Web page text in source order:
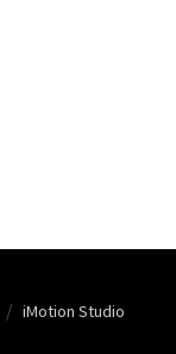
iMotion Studio